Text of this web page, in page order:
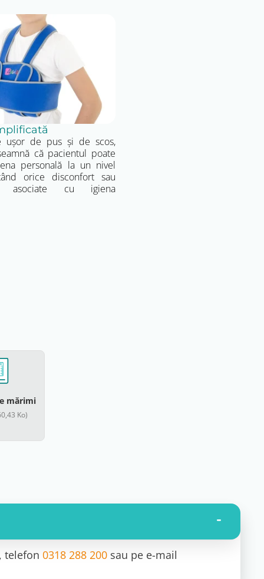
ușor de pus și de scos,
că pacientul poate
personală la un nivel
orice disconfort sau
asociate cu igiena
mărimi
Ko)
telefon 0318 288 200 sau pe e-mail